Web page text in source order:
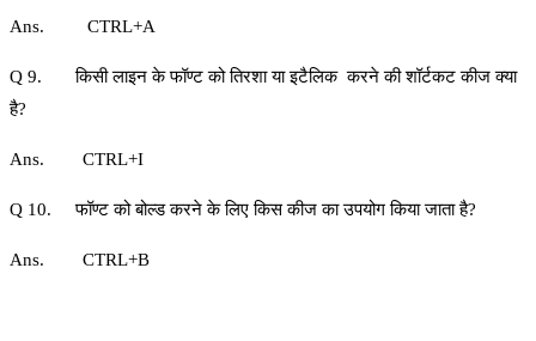
Ans. CTRL+A
Q 9. किसी लाइन के फॉण्ट को तिरशा या इटैलिक करने की शॉर्टकट कीज क्या
है?
Ans. CTRL+I
Q 10. फॉण्ट को बोल्ड करने के लिए किस कीज का उपयोग किया जाता है?
Ans. CTRL+B